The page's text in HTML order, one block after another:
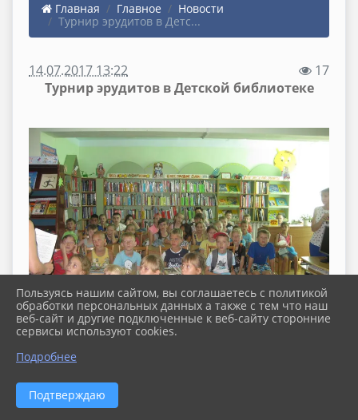
Главная Главное
Новости
Турнир эрудитов в Детс...
14.07.2017 13:22
17
Турнир эрудитов в Детской библиотеке
Пользуясь нашим сайтом, вы соглашаетесь с политикой
обработки персональных данных а также с тем что наш
веб-сайт и другие подключенные к веб-сайту сторонние
сервисы используют cookies.
Подробнее
Подтверждаю